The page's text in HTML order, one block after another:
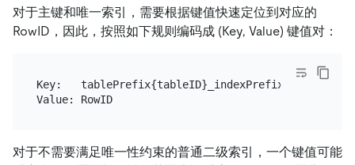
对于主键和唯一索引，需要根据键值快速定位到对应的
RowID，因此，按照如下规则编码成 (Key, Value) 键值对：
Key:
Value: RowID
对于不需要满足唯一性约束的普通二级索引，一个键值可能